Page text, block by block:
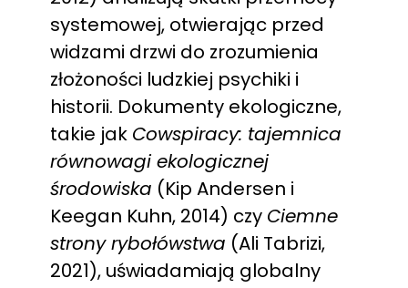
systemowej, otwierając przed
widzami drzwi do zrozumienia
złożoności ludzkiej psychiki i
historii. Dokumenty ekologiczne,
takie jak Cowspiracy: tajemnica
równowagi ekologicznej
środowiska (Kip Andersen i
Keegan Kuhn, 2014) czy Ciemne
strony rybołówstwa (Ali Tabrizi,
2021), uświadamiają globalny